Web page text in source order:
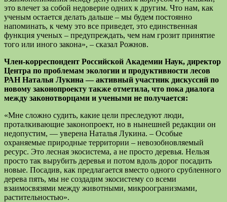
это влечет за собой недоверие одних к другим. Что нам, как
ученым остается делать дальше – мы будем постоянно
напоминать, к чему это все приведет, это единственная
функция ученых – предупреждать, чем нам грозит принятие
того или иного закона», – сказал Рожнов.
Член-корреспондент Российской Академии Наук, директор
Центра по проблемам экологии и продуктивности лесов
РАН Наталья Лукина — активный участник дискуссий по
новому законопроекту также отметила, что пока диалога
между законотворцами и учеными не получается:
«Мне сложно судить, какие цели преследуют люди,
проталкивающие законопроект, но в нынешней редакции он
недопустим, — уверена Наталья Лукина. – Особые
охраняемые природные территории – невозобновляемый
ресурс. Это лесная экосистема, а не просто деревья. Нельзя
просто так вырубить деревья и потом вдоль дорог посадить
новые. Посадив, как предлагается вместо одного срубленного
дерева пять, мы не создадим экосистему со всеми
взаимосвязями между животными, микроогранизмами,
растительностью».